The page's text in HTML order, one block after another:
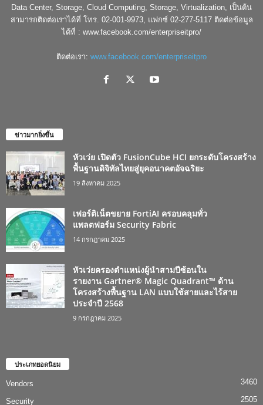
Data Center, Storage, Cloud Computing, Storage, Virtualization, เป็นต้น
สามารถติดต่อเราได้ที่ โทร. 02-001-9973, แฟกซ์ 02-277-5117 ติดต่อข้อมูล
ได้ที่ : www.facebook.com/enterpriseitpro/
ติดต่อเรา: www.facebook.com/enterpriseitpro
ข่าวมากยิ่งขึ้น
หัวเว่ย เปิดตัว FusionCube HCI ยกระดับโครงสร้าง
พื้นฐานดิจิทัลไทยสู่ยุคอนาคตอัจฉริยะ
19 สิงหาคม 2025
เฟอร์ติเน็ตขยาย FortiAI ครอบคลุมทั่ว
แพลตฟอร์ม Security Fabric
14 กรกฎาคม 2025
หัวเว่ยครองตำแหน่งผู้นำสามปีซ้อนใน
รายงาน Gartner® Magic Quadrant™ ด้าน
โครงสร้างพื้นฐาน LAN แบบใช้สายและไร้สาย
ประจำปี 2568
9 กรกฎาคม 2025
ประเภทยอดนิยม
Vendors 3460
Security 2505